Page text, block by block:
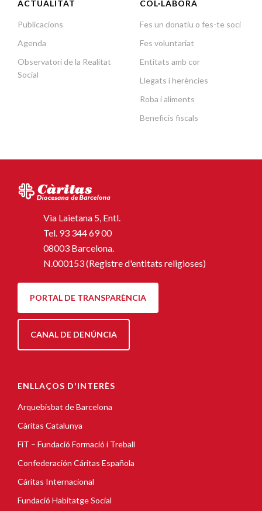
ACTUALITAT
Publicacions
Agenda
Observatori de la Realitat
Social
COL·LABORA
Fes un donatiu o fes-te soci
Fes voluntariat
Entitats amb cor
Llegats i herències
Roba i aliments
Beneficis fiscals
Via Laietana 5, Entl.
Tel. 93 344 69 00
08003 Barcelona.
N.000153 (Registre d'entitats religioses)
PORTAL DE TRANSPARÈNCIA
CANAL DE DENÚNCIA
ENLLAÇOS D'INTERÈS
Arquebisbat de Barcelona
Càritas Catalunya
FiT – Fundació Formació i Treball
Confederación Cáritas Española
Cáritas Internacional
Fundació Habitatge Social